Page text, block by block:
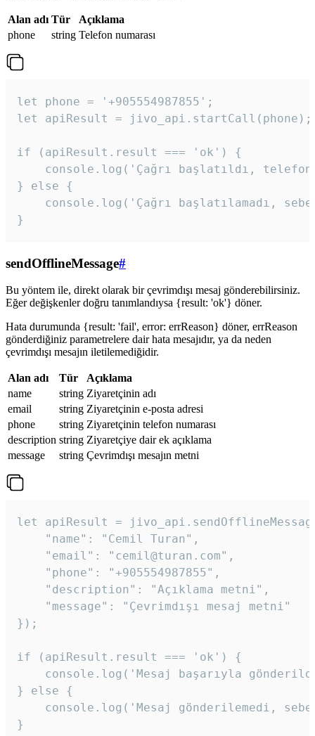
Alan adı Tür
Açıklama
phone
string Telefon numarası
let phone = '+905554987855';
let apiResult = jivo_api.startCall(phone);
if (apiResult.result === 'ok') {
console.log('Çağrı başlatıldı,
} else {
console.log('Çağrı başlatılamadı,
}
sendOfflineMessage#
Bu yöntem ile, direkt olarak bir çevrimdışı mesaj gönderebilirsiniz.
Eğer değişkenler doğru tanımlandıysa {result: 'ok'} döner.
Hata durumunda {result: 'fail', error: errReason} döner, errReason
gönderdiğiniz parametrelere dair hata mesajıdır, ya da neden
çevrimdışı mesajın iletilemediğidir.
Alan adı Tür
Açıklama
name
string Ziyaretçinin adı
email
string Ziyaretçinin e-posta adresi
phone
string Ziyaretçinin telefon numarası
description string Ziyaretçiye dair ek açıklama
message
string Çevrimdışı mesajın metni
let apiResult =
    "name": "Cemil Turan",
    "email": "cemil@turan.com",
    "phone": "+905554987855",
    "description": "Açıklama metni",
    "message": "Çevrimdışı mesaj metni"
});
if (apiResult.result === 'ok') {
console.log('Mesaj başarıyla
} else {
console.log('Mesaj gönderilemedi,
}